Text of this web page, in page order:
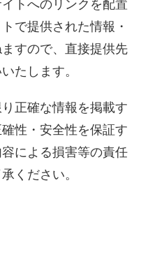
トへのリンクを配置
で提供された情報・
すので、直接提供先
たします。
正確な情報を掲載す
性・安全性を保証す
による損害等の責任
ください。